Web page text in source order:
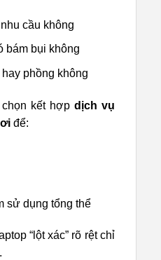
cầu không
bám bụi không
phồng không
kết hợp dịch vụ
để:
sử dụng tổng thể
“lột xác” rõ rệt chỉ